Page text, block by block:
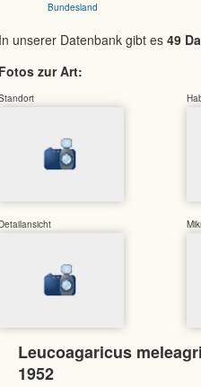
Bundesland
unserer Datenbank gibt es 49
zur Art:
Leucoagaricus
1952